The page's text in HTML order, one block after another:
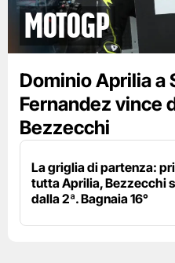
motogp
Dominio Aprilia a
Fernandez vince
Bezzecchi
La griglia di partenza:
tutta Aprilia, Bezzecchi
dalla 2ª. Bagnaia 16°